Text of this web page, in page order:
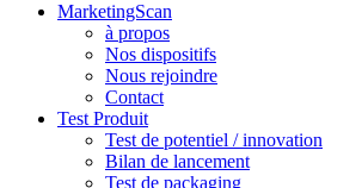
MarketingScan
à propos
Nos dispositifs
Nous rejoindre
Contact
Test Produit
Test de potentiel / innovation
Bilan de lancement
Test de packaging